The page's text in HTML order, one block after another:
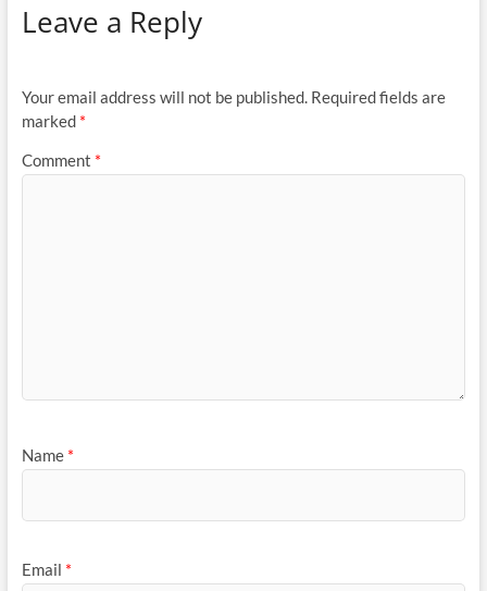
Leave a Reply
Your email address will not be published. Required fields are
marked *
Comment *
Name *
Email *